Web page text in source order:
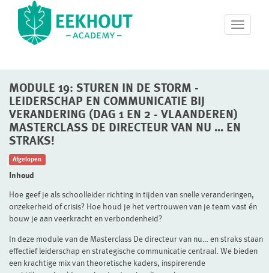
T
o
v
i
o
n
MODULE 19: STUREN IN DE STORM -
LEIDERSCHAP EN COMMUNICATIE BIJ
VERANDERING (DAG 1 EN 2 - VLAANDEREN)
MASTERCLASS DE DIRECTEUR VAN NU ... EN
STRAKS!
Afgelopen
Inhoud
Hoe geef je als schoolleider richting in tijden van snelle veranderingen,
onzekerheid of crisis? Hoe houd je het vertrouwen van je team vast én
bouw je aan veerkracht en verbondenheid?
In deze module van de Masterclass De directeur van nu… en straks staan
effectief leiderschap en strategische communicatie centraal. We bieden
een krachtige mix van theoretische kaders, inspirerende